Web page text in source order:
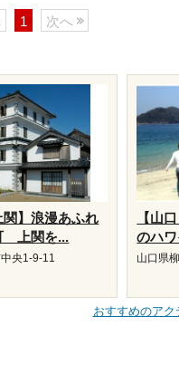
1 次へ
関】浪漫あふれ
上関を...
央1-9-11
【山
のハ
山口県
おすすめのア